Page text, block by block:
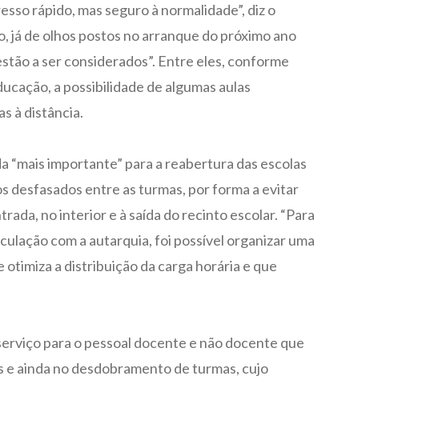
rápido, mas seguro à normalidade”, diz o
já de olhos postos no arranque do próximo ano
a ser considerados”. Entre eles, conforme
a possibilidade de algumas aulas
à distância.
“mais importante” para a reabertura das escolas
desfasados entre as turmas, por forma a evitar
no interior e à saída do recinto escolar. “Para
com a autarquia, foi possível organizar uma
a distribuição da carga horária e que
para o pessoal docente e não docente que
e ainda no desdobramento de turmas, cujo